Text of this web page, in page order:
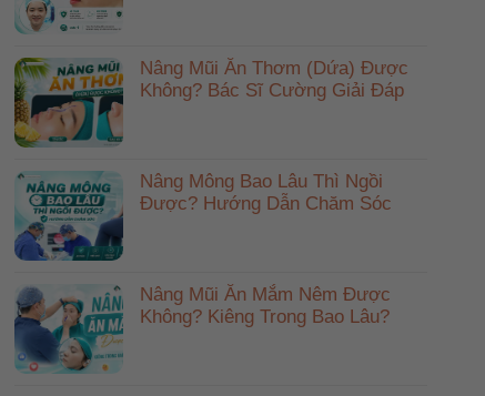
Nâng Mũi Ăn Thơm (Dứa) Được
Không? Bác Sĩ Cường Giải Đáp
Nâng Mông Bao Lâu Thì Ngồi
Được? Hướng Dẫn Chăm Sóc
Nâng Mũi Ăn Mắm Nêm Được
Không? Kiêng Trong Bao Lâu?